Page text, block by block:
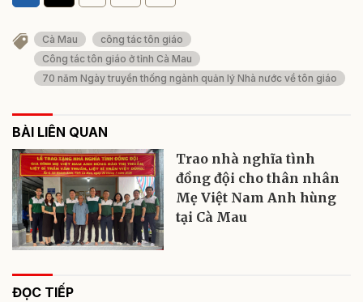
Cà Mau
công tác tôn giáo
Công tác tôn giáo ở tỉnh Cà Mau
70 năm Ngày truyền thống ngành quản lý Nhà nước về tôn giáo
BÀI LIÊN QUAN
Trao nhà nghĩa tình
đồng đội cho thân nhân
Mẹ Việt Nam Anh hùng
tại Cà Mau
ĐỌC TIẾP